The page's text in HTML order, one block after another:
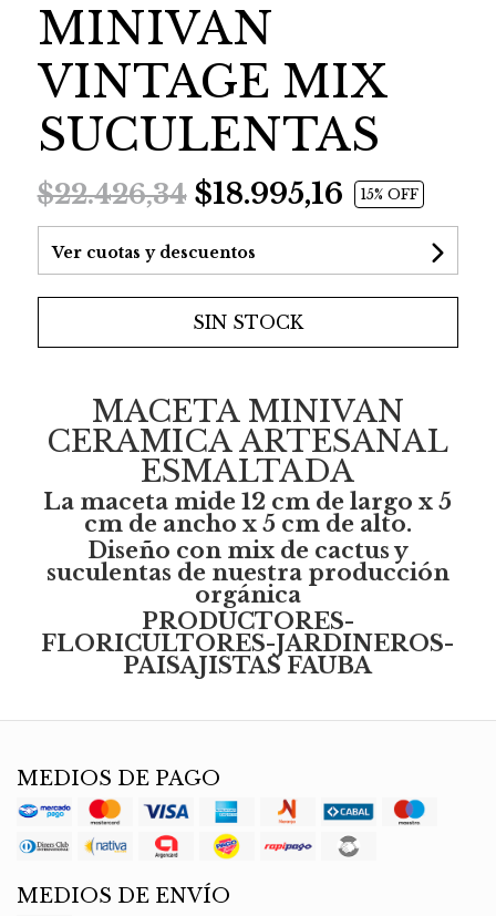
MINIVAN
VINTAGE MIX
SUCULENTAS
$22.426,34$18.995,16 15% OFF
Ver cuotas y descuentos
SIN STOCK
MACETA MINIVAN
CERAMICA ARTESANAL
ESMALTADA
La maceta mide 12 cm de largo x 5
cm de ancho x 5 cm de alto.
Diseño con mix de cactus y
suculentas de nuestra producción
orgánica
PRODUCTORES-
FLORICULTORES-JARDINEROS-
PAISAJISTAS FAUBA
MEDIOS DE PAGO
MEDIOS DE ENVÍO